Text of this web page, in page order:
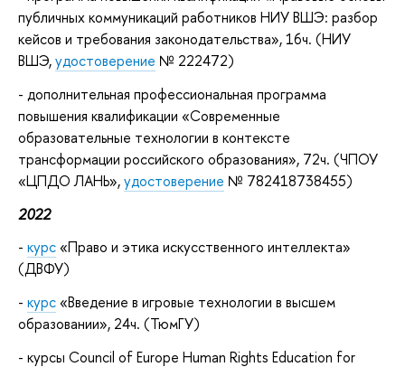
публичных коммуникаций работников НИУ ВШЭ: разбор
кейсов и требования законодательства», 16ч. (НИУ
ВШЭ,удостоверение № 222472)
- дополнительная профессиональная программа
повышения квалификации «Современные
образовательные технологии в контексте
трансформации российского образования», 72ч. (ЧПОУ
«ЦПДО ЛАНЬ»,удостоверение № 782418738455)
2022
- курс«Право и этика искусственного интеллекта»
(ДВФУ)
- курс«Введение в игровые технологии в высшем
образовании», 24ч. (ТюмГУ)
- курсы Council of Europe Human Rights Education for